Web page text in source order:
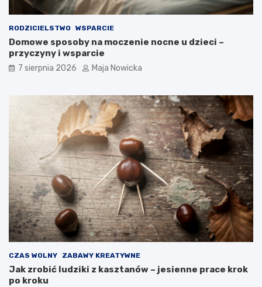
RODZICIELSTWO WSPARCIE
Domowe sposoby na moczenie nocne u dzieci –
przyczyny i wsparcie
7 sierpnia 2026 Maja Nowicka
CZAS WOLNY ZABAWY KREATYWNE
Jak zrobić ludziki z kasztanów – jesienne prace krok
po kroku